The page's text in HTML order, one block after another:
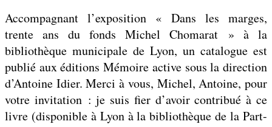
a
r
n
e
f
o
n
pas
tout
Accompagnant l’exposition « Dans les marges,
trente ans du fonds Michel Chomarat » à la
bibliothèque municipale de Lyon, un catalogue est
publié aux éditions Mémoire active sous la direction
d’Antoine Idier. Merci à vous, Michel, Antoine, pour
votre invitation : je suis fier d’avoir contribué à ce
livre (disponible à Lyon à la bibliothèque de la Part-